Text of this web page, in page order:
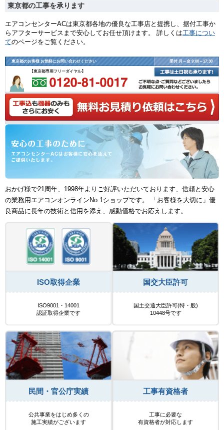
東京都の工事を承ります
エアコンセンターACは東京都各地の優良な工事店と提携し、据付工事か
らアフターサービスまで安心してお任せ頂けます。 詳しくは工事につい
てのページをご覧ください。
東京都のお客様 お気軽にお問い合わせください 受付 月～金 9:00～17:30
【東京都専用フリーダイヤル】
おかげ様で21周年、1998年よりご好評いただいております、信頼と安心
の業務用エアコンオンラインNo.1ショップです。 「お客様を大切に」優
良商品に長年の技術と信用を添え、感動価格でお応えします。
ISO取得企業
ISO9001・14001
認証取得企業です
国交大臣許可
国土交通大臣許可(特・般)
10448号です
民間・官公庁実績
公共事業をはじめ多くの
施工実績がございます
工事有資格者
工事に必要な
有資格者が対応します